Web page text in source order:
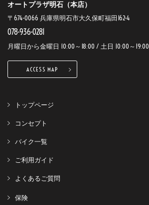
オートプラザ明石（本店）
〒674-0066 兵庫県明石市大久保町福田162-4
078-936-0281
月曜日から金曜日 10:00～18:00 / 土日 10:00～19:00
ACCESS MAP
トップページ
コンセプト
バイク一覧
ご利用ガイド
よくあるご質問
保険